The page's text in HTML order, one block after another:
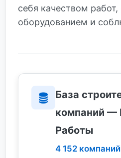
себя качеством
оборудованием и
База
компаний —
Работы
4 152